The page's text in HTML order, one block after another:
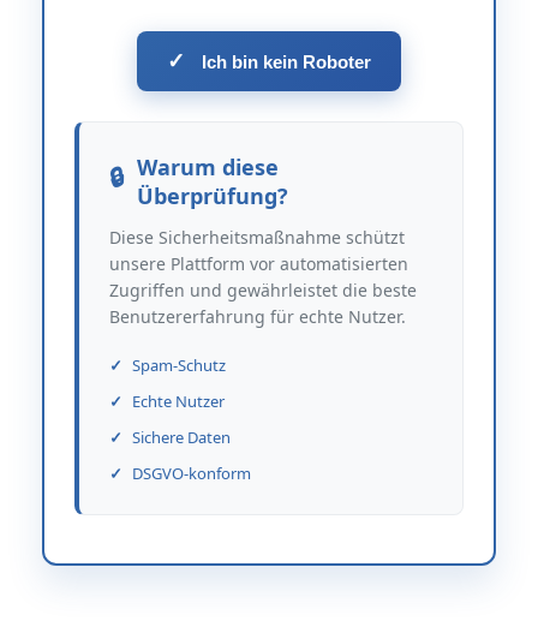
✓ Ich bin kein Roboter
Warum diese
Überprüfung?
Diese Sicherheitsmaßnahme schützt
unsere Plattform vor automatisierten
Zugriffen und gewährleistet die beste
Benutzererfahrung für echte Nutzer.
Spam-Schutz
Echte Nutzer
Sichere Daten
DSGVO-konform